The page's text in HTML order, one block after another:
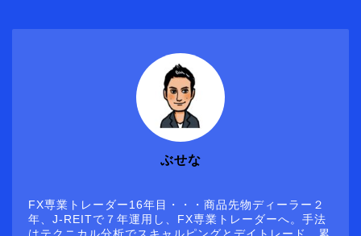
ぶせな
FX専業トレーダー16年目・・・商品先物ディーラー２
年、J-REITで７年運用し、FX専業トレーダーへ。手法